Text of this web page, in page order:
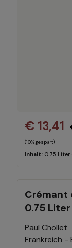
€ 13,41
(10% gespart)
Inhalt: 0.75 Liter
Crémant
0.75 Liter
Paul Chollet
Frankreich -